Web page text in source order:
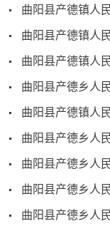
曲阳县产德镇人
曲阳县产德镇人
曲阳县产德镇人
曲阳县产德乡人
曲阳县产德镇人
曲阳县产德乡人
曲阳县产德乡人
曲阳县产德乡人
曲阳县产德乡人